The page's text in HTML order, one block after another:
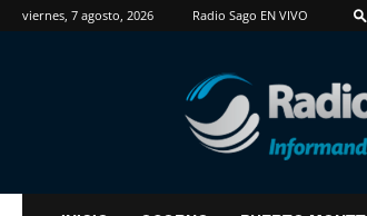
viernes, 7 agosto, 2026 Radio Sago EN VIVO
RadioSago